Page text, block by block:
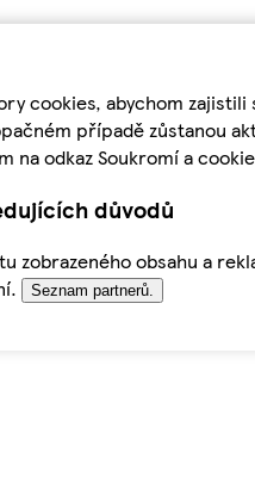
cookies, abychom
případě zůstanou
na odkaz Soukromí a
důvodů
obsahu a
Seznam partnerů.